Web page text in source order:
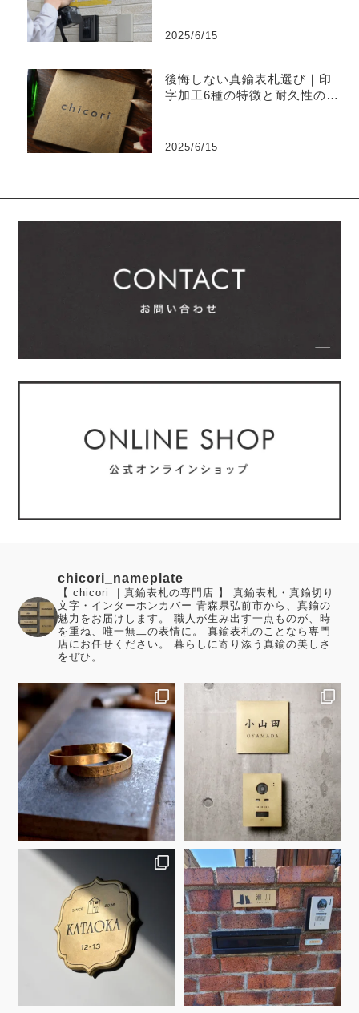
2025/6/15
後悔しない真鍮表札選び｜印
字加工6種の特徴と耐久性の違
2025/6/15
chicori_nameplate
【 chicori ｜真鍮表札の専門店 】 真鍮表札・真鍮切り
文字・インターホンカバー 青森県弘前市から、真鍮の
魅力をお届けします。 職人が生み出す一点ものが、時
を重ね、唯一無二の表情に。 真鍮表札のことなら専門
店にお任せください。 暮らしに寄り添う真鍮の美しさ
をぜひ。